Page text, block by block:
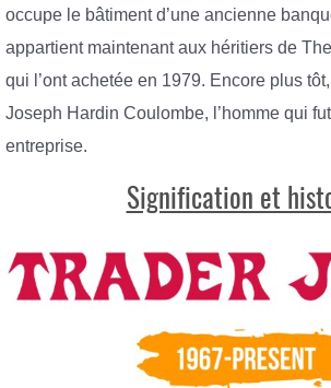
occupe le bâtiment d’une ancienne
appartient maintenant aux héritiers de
qui l’ont achetée en 1979. Encore plus
Joseph Hardin Coulombe, l’homme qui
entreprise.
Signification et